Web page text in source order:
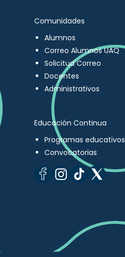
Comunidades
Alumnos
Correo Alumnos UAQ
Solicitud Correo
Docentes
Administrativos
Educación Continua
Programas educativos
Convocatorias